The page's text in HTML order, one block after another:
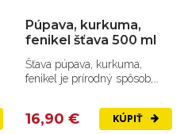
Púpava, kurkuma,
fenikel šťava 500 ml
Šťava púpava, kurkuma,
fenikel je prírodný spôsob,
16,90 € KÚPIŤ